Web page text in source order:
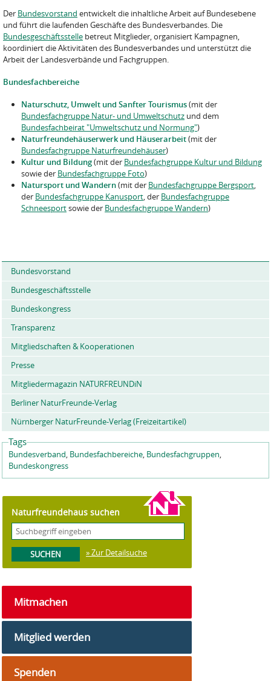
Der Bundesvorstand entwickelt die inhaltliche Arbeit auf Bundesebene
und führt die laufenden Geschäfte des Bundesverbandes. Die
Bundesgeschäftsstelle betreut Mitglieder, organisiert Kampagnen,
koordiniert die Aktivitäten des Bundesverbandes und unterstützt die
Arbeit der Landesverbände und Fachgruppen.
Bundesfachbereiche
Naturschutz, Umwelt und Sanfter Tourismus(mit der
Bundesfachgruppe Natur- und Umweltschutz und dem
Bundesfachbeirat "Umweltschutz und Normung")
Naturfreundehäuserwerk und Häuserarbeit(mit der
Bundesfachgruppe Naturfreundehäuser)
Kultur und Bildung(mit der Bundesfachgruppe Kultur und Bildung
sowie der Bundesfachgruppe Foto)
Natursport und Wandern(mit der Bundesfachgruppe Bergsport,
der Bundesfachgruppe Kanusport, der Bundesfachgruppe
Schneesportsowie der Bundesfachgruppe Wandern)
Bundesvorstand
Bundesgeschäftsstelle
Bundeskongress
Transparenz
Mitgliedschaften & Kooperationen
Presse
Mitgliedermagazin NATURFREUNDiN
Berliner NaturFreunde-Verlag
Nürnberger NaturFreunde-Verlag (Freizeitartikel)
Tags
Bundesverband, Bundesfachbereiche, Bundesfachgruppen,
Bundeskongress
Naturfreundehaus suchen
» Zur Detailsuche
Mitmachen
Mitglied werden
Spenden